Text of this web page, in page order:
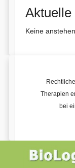
Keine
Therapien
bei